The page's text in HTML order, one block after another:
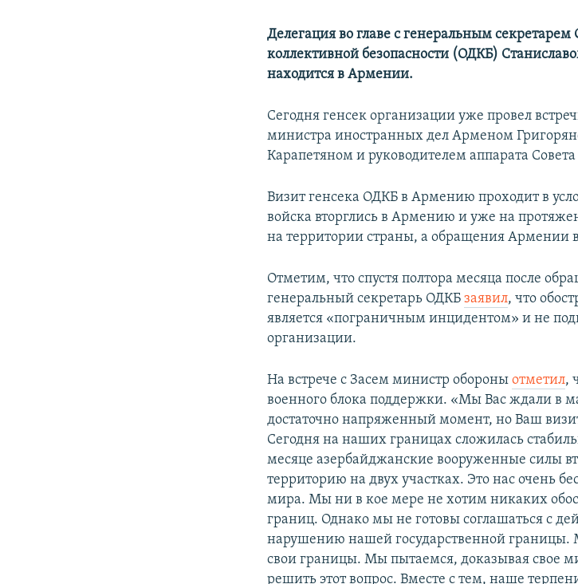
Делегация во главе с генеральным
коллективной безопасности (ОДКБ)
находится в Армении.
Сегодня генсек организации уже провел
министра иностранных дел Арменом
Карапетяном и руководителем аппарата
Визит генсека ОДКБ в Армению проходит в
войска вторглись в Армению и уже на
на территории страны, а обращения Армении в
Отметим, что спустя полтора месяца после
генеральный секретарь ОДКБзаявил, что
является «пограничным инцидентом» и не
организации.
На встрече с Засем министр обороныотметил,
военного блока поддержки. «Мы Вас ждали в
достаточно напряженный момент, но Ваш
Сегодня на наших границах сложилась
месяце азербайджанские вооруженные силы
территорию на двух участках. Это нас очень
мира. Мы ни в кое мере не хотим никаких
границ. Однако мы не готовы соглашаться с
нарушению нашей государственной
свои границы. Мы пытаемся, доказывая свое
решить этот вопрос. Вместе с тем, наше